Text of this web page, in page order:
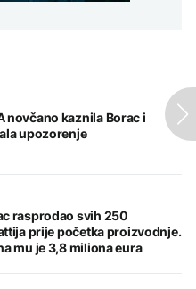
novčano kaznila Borac i
upozorenje
rasprodao svih 250
prije početka proizvodnje.
mu je 3,8 miliona eura